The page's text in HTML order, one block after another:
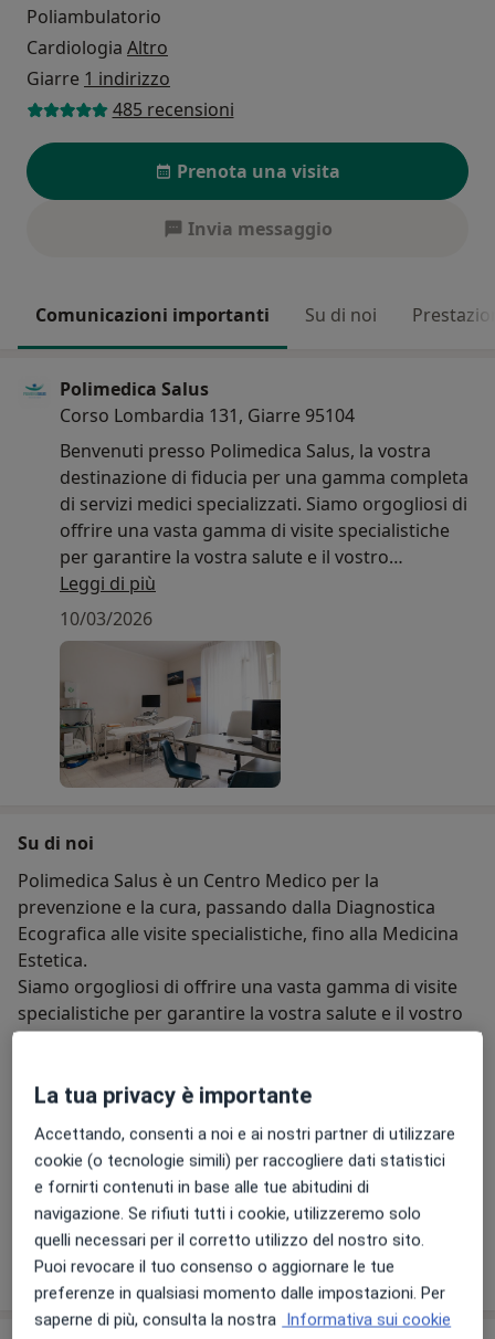
Poliambulatorio
Cardiologia Altro
Giarre 1 indirizzo
485 recensioni
Prenota una visita
Invia messaggio
Comunicazioni importanti Su di noi
Polimedica Salus
Corso Lombardia 131, Giarre 95104
Benvenuti presso Polimedica Salus, la vostra
destinazione di fiducia per una gamma completa
di servizi medici specializzati. Siamo orgogliosi di
offrire una vasta gamma di visite specialistiche
per garantire la vostra salute e il vostro
benessere. La vostra salute è la nostra priorità, e
il nostro team altamente qualificato di specialisti
medici è qui per prendersi cura di voi.
Visita Endocrinologica: Il nostro endocrinologo è
esperto nel diagnosticare e trattare disturbi
ormonali. Sia che abbiate problemi alla tiroide, al
pancreas o ad altre ghiandole endocrine, siamo
qui per aiutarvi a raggiungere un equilibrio
Visita Ginecologica: La salute delle donne è di
fondamentale importanza, e il nostro ginecologo
offre servizi diagnostici e terapeutici per
garantire il benessere delle donne di tutte le età.
Dalla prevenzione al trattamento, ci prendiamo
cura di voi con compassione.
Visita Ostetrica: Durante la gravidanza, è
garantire una gravidanza sana e un parto sicuro.
I nostri esperti ostetrici seguono attentamente il
vostro percorso di maternità, offrendo
monitoraggio regolare e supporto.
Visita Urologica: I problemi urologici possono
influire sulla qualità della vita. Il nostro urologo si
occupa di disturbi del tratto urinario maschile e
femminile, nonché di patologie renali. Offriamo
diagnosi e trattamenti avanzati per risolvere
Leggi di più
10/03/2026
Su di noi
Polimedica Salus è un Centro Medico per la
prevenzione e la cura, passando dalla Diagnostica
Ecografica alle visite specialistiche, fino alla Medicina
Estetica.
Siamo orgogliosi di offrire una vasta gamma di visite
specialistiche per garantire la vostra salute e il vostro
benessere. La vostra salute è la nostra priorità, e il
è qui per prendersi cura di voi.
Altro Chi siamo
Le nostre specializzazioni Mostra tutto
Cardiologia Ginecologia
Visualizza altre informazioni
La tua privacy è importante
Accettando, consenti a noi e ai nostri partner di utilizzare
cookie (o tecnologie simili) per raccogliere dati statistici
e fornirti contenuti in base alle tue abitudini di
navigazione. Se rifiuti tutti i cookie, utilizzeremo solo
quelli necessari per il corretto utilizzo del nostro sito.
Puoi revocare il tuo consenso o aggiornare le tue
preferenze in qualsiasi momento dalle impostazioni. Per
saperne di più, consulta la nostra Informativa sui cookie